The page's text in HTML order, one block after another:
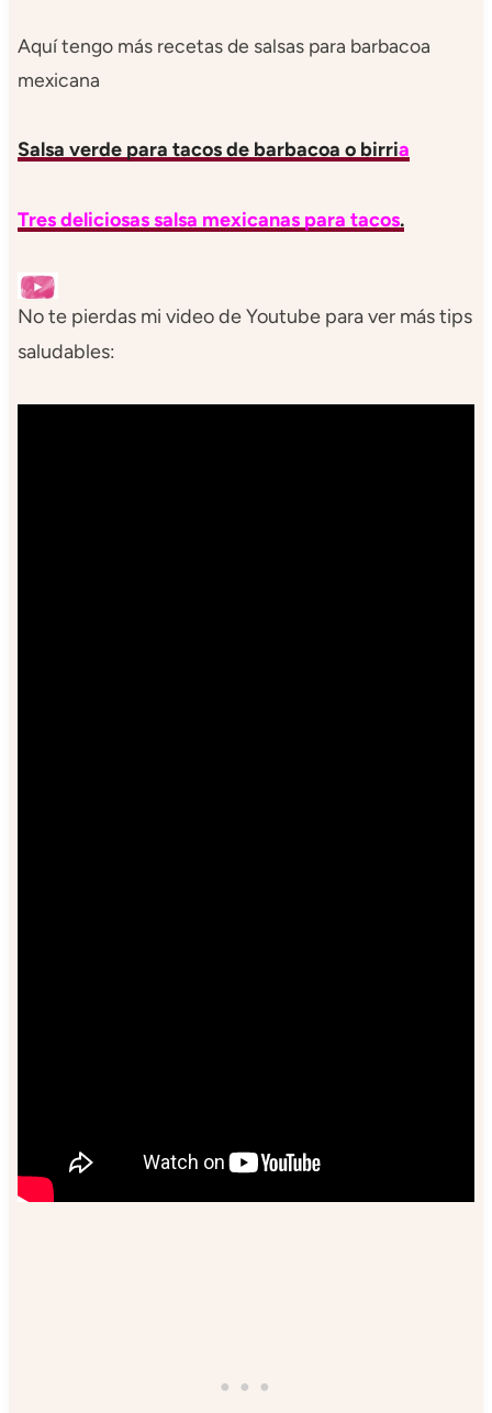
Aquí tengo más recetas de salsas para barbacoa
mexicana
Salsa verde para tacos de barbacoa o birria
Tres deliciosas salsa mexicanas para tacos.
No te pierdas mi video de Youtube para ver más tips
saludables: